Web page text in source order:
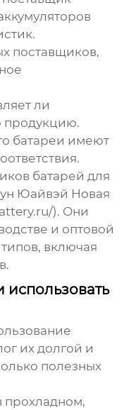
поставщиков,
ли
продукцию.
батареи имеют
батарей для
Юайвэй Новая
). Они
и оптовой
включая
.
использовать
их долгой и
полезных
прохладном,